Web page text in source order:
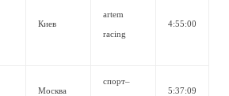
Киев
artem
racing
4:55:00
Москва
спорт–
5:37:09